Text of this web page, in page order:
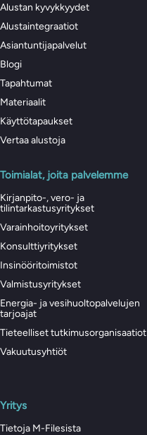
Alustan kyvykkyydet
Alustaintegraatiot
Asiantuntijapalvelut
Blogi
Tapahtumat
Materiaalit
Käyttötapaukset
Vertaa alustoja
Toimialat, joita palvelemme
Kirjanpito-, vero- ja
tilintarkastusyritykset
Varainhoitoyritykset
Konsulttiyritykset
Insinööritoimistot
Valmistusyritykset
Energia- ja vesihuoltopalvelujen
tarjoajat
Tieteelliset tutkimusorganisaatiot
Vakuutusyhtiöt
Yritys
Tietoja M-Filesista